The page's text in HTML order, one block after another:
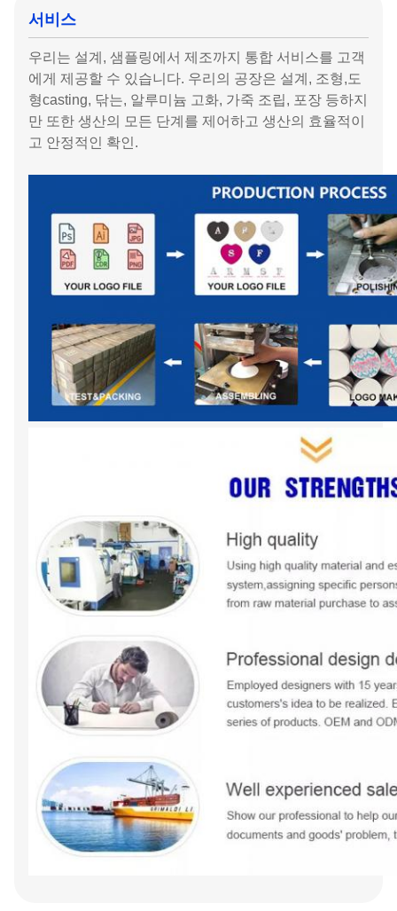
서비스
우리는 설계, 샘플링에서 제조까지 통합 서비스를 고객
에게 제공할 수 있습니다. 우리의 공장은 설계, 조형,도
형casting, 닦는, 알루미늄 고화, 가죽 조립, 포장 등하지
만 또한 생산의 모든 단계를 제어하고 생산의 효율적이
고 안정적인 확인.